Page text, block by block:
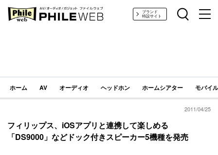
PHILE WEB｜AV/オーディオ/ガジェットブランド
特設サイト
ホーム AV オーディオ ヘッドホン ホームシアター モバイ
2011/04/25
フィリップス、iOSアプリと連携して楽しめる
「DS9000」などドック付きスピーカー5機種を発売